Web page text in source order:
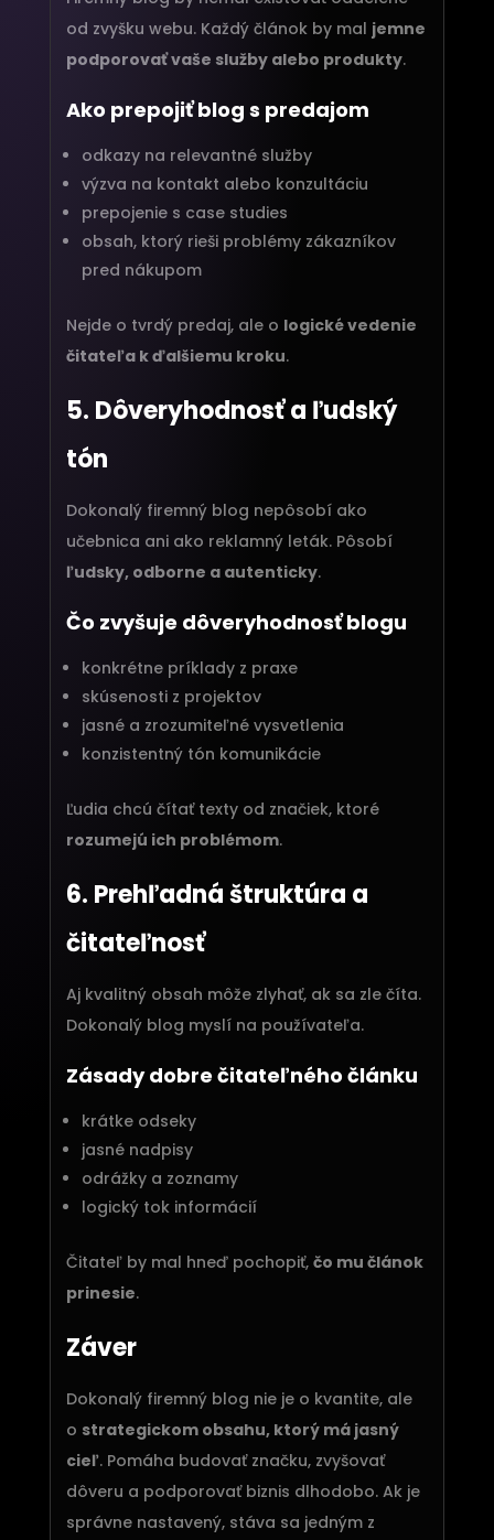
od zvyšku webu. Každý článok by mal jemne
podporovať vaše služby alebo produkty.
Ako prepojiť blog s predajom
odkazy na relevantné služby
výzva na kontakt alebo konzultáciu
prepojenie s case studies
obsah, ktorý rieši problémy zákazníkov
pred nákupom
Nejde o tvrdý predaj, ale o logické vedenie
čitateľa k ďalšiemu kroku.
5. Dôveryhodnosť a ľudský
tón
Dokonalý firemný blog nepôsobí ako
učebnica ani ako reklamný leták. Pôsobí
ľudsky, odborne a autenticky.
Čo zvyšuje dôveryhodnosť blogu
konkrétne príklady z praxe
skúsenosti z projektov
jasné a zrozumiteľné vysvetlenia
konzistentný tón komunikácie
Ľudia chcú čítať texty od značiek, ktoré
rozumejú ich problémom.
6. Prehľadná štruktúra a
čitateľnosť
Aj kvalitný obsah môže zlyhať, ak sa zle číta.
Dokonalý blog myslí na používateľa.
Zásady dobre čitateľného článku
krátke odseky
jasné nadpisy
odrážky a zoznamy
logický tok informácií
Čitateľ by mal hneď pochopiť,čo mu článok
prinesie.
Záver
Dokonalý firemný blog nie je o kvantite, ale
o strategickom obsahu, ktorý má jasný
cieľ. Pomáha budovať značku, zvyšovať
dôveru a podporovať biznis dlhodobo. Ak je
správne nastavený, stáva sa jedným z